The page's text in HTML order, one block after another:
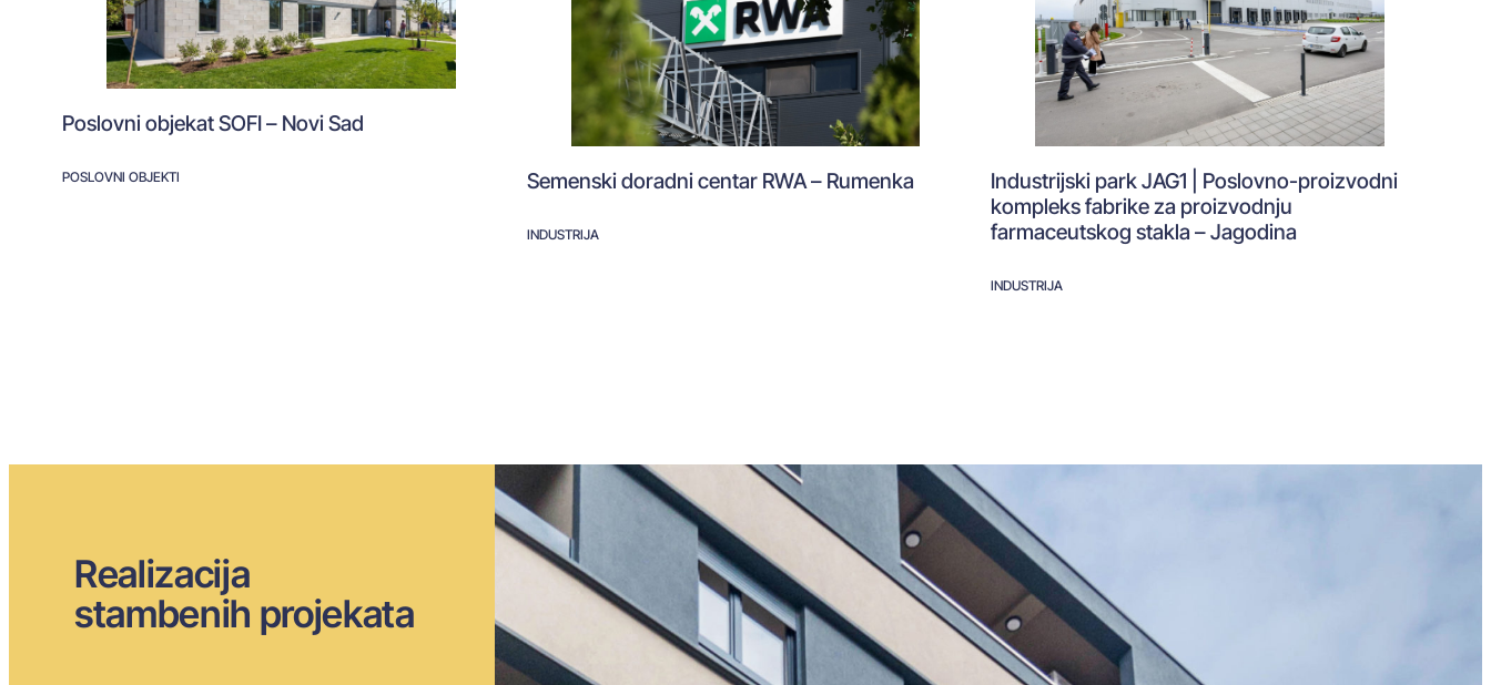
Poslovni objekat SOFI – Novi Sad
POSLOVNI OBJEKTI Semenski doradni centar RWA – Rumenka
INDUSTRIJA
Industrijski park JAG1 | Poslovno-proizvodni
kompleks fabrike za proizvodnju
farmaceutskog stakla – Jagodina
INDUSTRIJA
Realizacija
stambenih projekata